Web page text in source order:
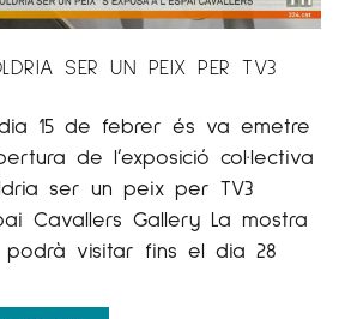
SER UN PEIX PER TV3
15 de febrer és va emetre
de l’exposició col·lectiva
ser un peix per TV3
Cavallers Gallery La mostra
podrà visitar fins el dia 28